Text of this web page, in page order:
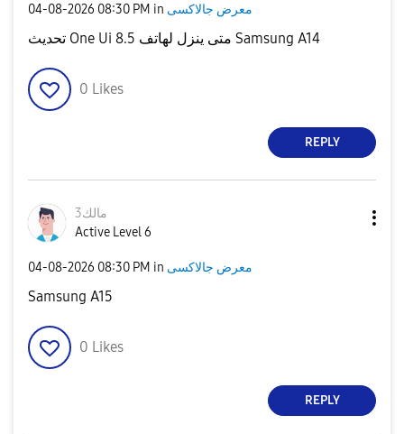
‎04-08-2026 08:30 PM in معرض جالاكسى
تحديث One Ui 8.5 متى ينزل لهاتف Samsung A14
0 Likes
REPLY
مالك3
Active Level 6
‎04-08-2026 08:30 PM in معرض جالاكسى
Samsung A15
0 Likes
REPLY